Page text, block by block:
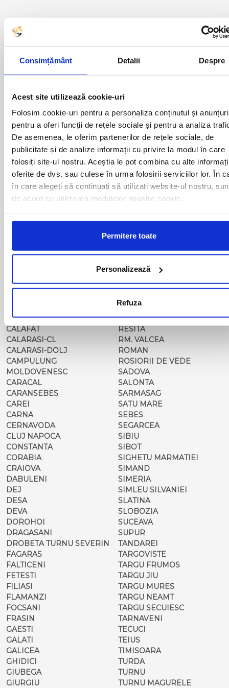
Consimțământ Detalii Despre
Acest site utilizează cookie-uri
Folosim cookie-uri pentru a personaliza conținutul și
pentru a oferi funcții de rețele sociale și pentru a analiza
De asemenea, le oferim partenerilor de rețele sociale, de
publicitate și de analize informații cu privire la modul în care
folosiți site-ul nostru. Aceștia le pot combina cu alte
oferite de dvs. sau culese în urma folosirii serviciilor lor. În
în care alegeți să continuați să utilizați website-ul nostru,
de acord cu utilizarea modulelor noastre cookie.
Permitere toate
Personalizează
Refuza
Curse din Romania catre
LANCON PROVENCE:
ACAS
ALBA IULIA
ALEXANDRIA
ARAD
BACAU
BAIA MARE
BAILE HERCULANE
BAILESTI
BALS-IS
BALS-OT
BARCA
BECHET
BISTRITA
BRAILA
BUZAU
CALAFAT
CALARASI-CL
CALARASI-DOLJ
CAMPULUNG
MOLDOVENESC
CARACAL
CARANSEBES
CAREI
CARNA
CERNAVODA
CLUJ NAPOCA
CONSTANTA
CORABIA
CRAIOVA
DABULENI
DEJ
DESA
DEVA
DOROHOI
DRAGASANI
DROBETA TURNU SEVERIN
FAGARAS
FALTICENI
FETESTI
FILIASI
FLAMANZI
FOCSANI
FRASIN
GAESTI
GALATI
GALICEA
GHIDICI
GIUBEGA
GIURGIU
LUGOJ
MEDIAS
MOINESTI
MOTCA
NUSFALAU
OLTENITA
ONESTI
ORADEA
ORSOVA
PASCANI
PERICEI
PETROSANI
PIATRA NEAMT
PITESTI
PLOIESTI
POIANA MARE
RAST
REGHIN
RESITA
RM. VALCEA
ROMAN
ROSIORII DE VEDE
SADOVA
SALONTA
SARMASAG
SATU MARE
SEBES
SEGARCEA
SIBIU
SIBOT
SIGHETU MARMATIEI
SIMAND
SIMERIA
SIMLEU SILVANIEI
SLATINA
SLOBOZIA
SUCEAVA
SUPUR
TANDAREI
TARGOVISTE
TARGU FRUMOS
TARGU JIU
TARGU MURES
TARGU NEAMT
TARGU SECUIESC
TARNAVENI
TECUCI
TEIUS
TIMISOARA
TURDA
TURNU
TURNU MAGURELE